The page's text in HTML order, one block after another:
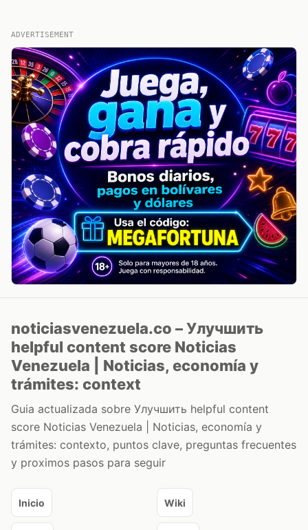
ADVERTISEMENT
noticiasvenezuela.co – Улучшить
helpful content score Noticias
Venezuela | Noticias, economía y
trámites: context
Guia actualizada sobre Улучшить helpful content
score Noticias Venezuela | Noticias, economía y
trámites: contexto, puntos clave, preguntas frecuentes
y proximos pasos para seguir
Inicio Wiki